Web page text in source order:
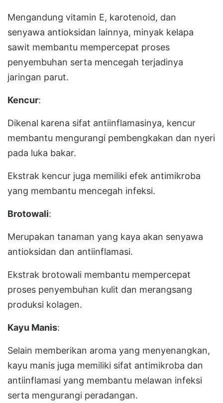
Mengandung vitamin E, karotenoid, dan
senyawa antioksidan lainnya, minyak kelapa
sawit membantu mempercepat proses
penyembuhan serta mencegah terjadinya
jaringan parut.
Kencur:
Dikenal karena sifat antiinflamasinya, kencur
membantu mengurangi pembengkakan dan nyeri
pada luka bakar.
Ekstrak kencur juga memiliki efek antimikroba
yang membantu mencegah infeksi.
Brotowali:
Merupakan tanaman yang kaya akan senyawa
antioksidan dan antiinflamasi.
Ekstrak brotowali membantu mempercepat
proses penyembuhan kulit dan merangsang
produksi kolagen.
Kayu Manis:
Selain memberikan aroma yang menyenangkan,
kayu manis juga memiliki sifat antimikroba dan
antiinflamasi yang membantu melawan infeksi
serta mengurangi peradangan.